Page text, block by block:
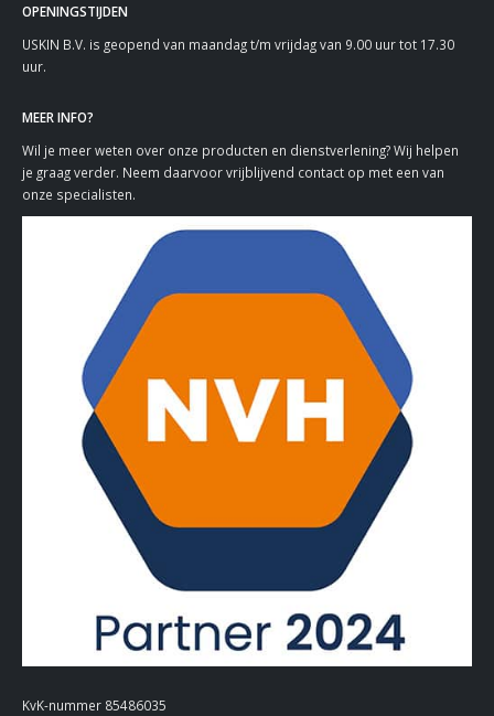
OPENINGSTIJDEN
USKIN B.V. is geopend van maandag t/m vrijdag van 9.00 uur tot 17.30
uur.
MEER INFO?
Wil je meer weten over onze producten en dienstverlening? Wij helpen
je graag verder. Neem daarvoor vrijblijvend contact op met een van
onze specialisten.
KvK-nummer 85486035